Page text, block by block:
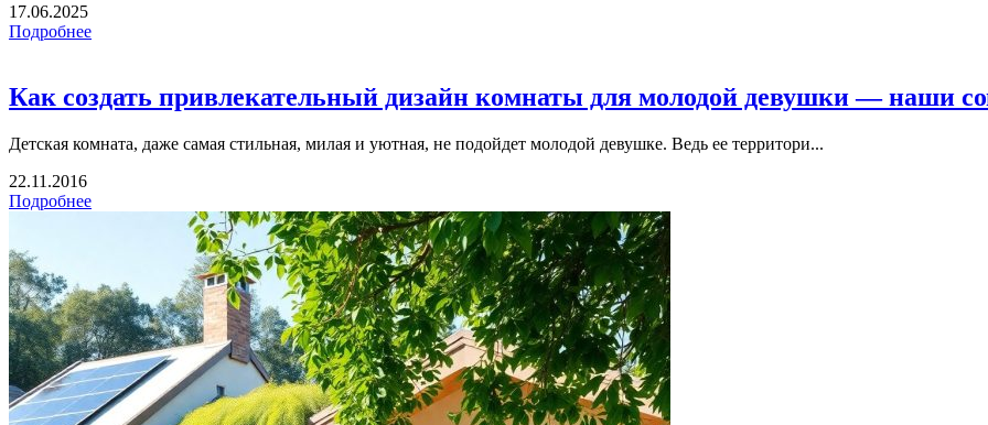
17.06.2025
Подробнее
Как создать привлекательный дизайн комнаты для молодой девушки — наши
Детская комната, даже самая стильная, милая и уютная, не подойдет молодой девушке. Ведь ее территори...
22.11.2016
Подробнее